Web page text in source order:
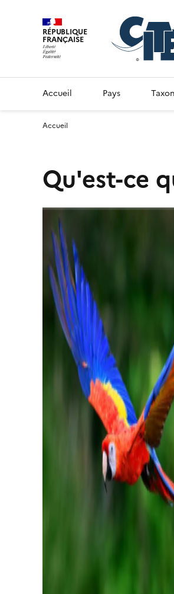
RÉPUBLIQUE
FRANÇAISE
Accueil Pays Taxon
Accueil
Qu'est-ce